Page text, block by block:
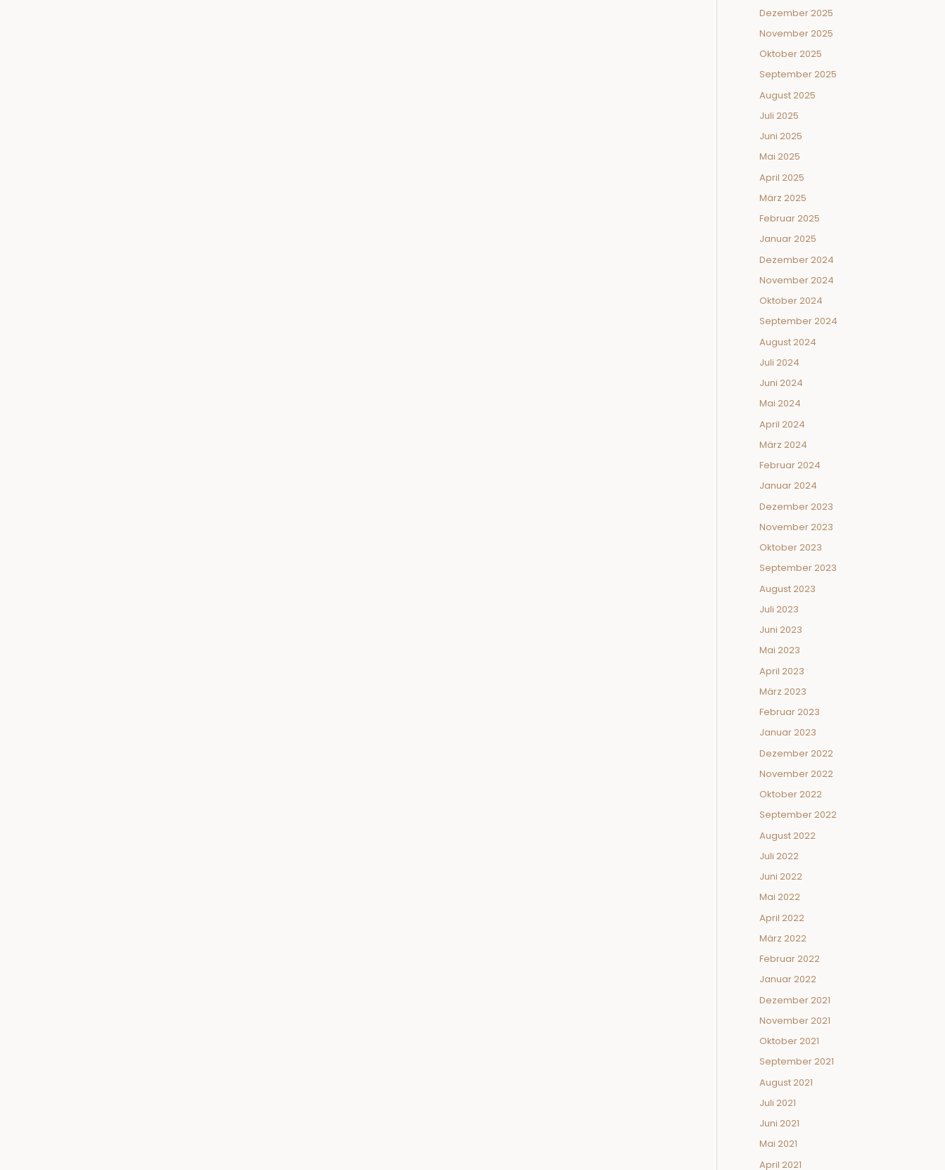
Dezember 2025
November 2025
Oktober 2025
September 2025
August 2025
Juli 2025
Juni 2025
Mai 2025
April 2025
März 2025
Februar 2025
Januar 2025
Dezember 2024
November 2024
Oktober 2024
September 2024
August 2024
Juli 2024
Juni 2024
Mai 2024
April 2024
März 2024
Februar 2024
Januar 2024
Dezember 2023
November 2023
Oktober 2023
September 2023
August 2023
Juli 2023
Juni 2023
Mai 2023
April 2023
März 2023
Februar 2023
Januar 2023
Dezember 2022
November 2022
Oktober 2022
September 2022
August 2022
Juli 2022
Juni 2022
Mai 2022
April 2022
März 2022
Februar 2022
Januar 2022
Dezember 2021
November 2021
Oktober 2021
September 2021
August 2021
Juli 2021
Juni 2021
Mai 2021
April 2021